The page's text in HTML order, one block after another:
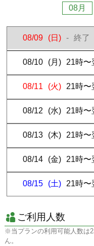
ホテル現地では、現
金
ご予約分のお部屋をお取
は下記フロント宛に「お
付けくださいませ。ご用意
来店予定時刻前にご来店
合、予約を無連絡キャンセ
ただきます。
【駐車場】
駐車場のご利用は1組様1
【その他】
ホテルご滞在中にご不明
問い合わせください。
ものとします。
08月
08/09 (日) - 終了
08/10 (月) 21時〜
08/11 (火) 21時〜
08/12 (水) 21時〜
08/13 (木) 21時〜
08/14 (金) 21時〜
08/15 (土) 21時〜
ご利用人数
※当プランの利用可能人数は
ん。